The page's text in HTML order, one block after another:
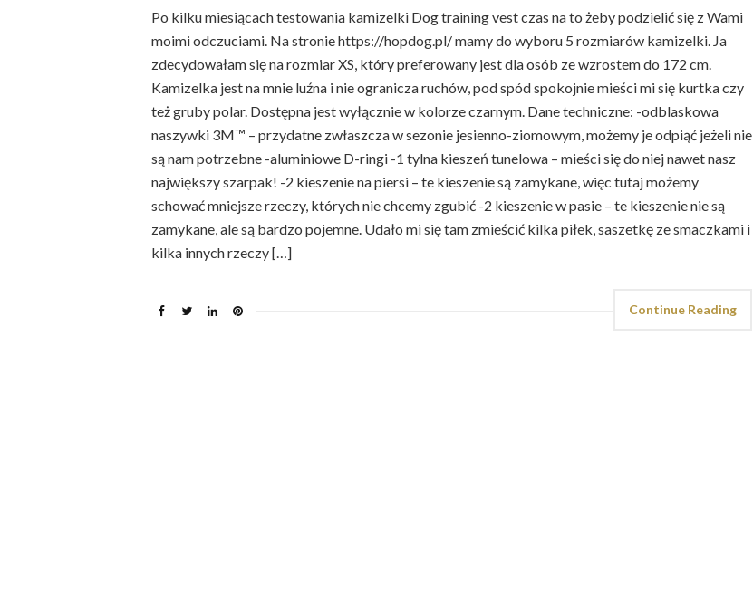
Po kilku miesiącach testowania kamizelki Dog training vest czas na to żeby podzielić się z Wami
moimi odczuciami. Na stronie https://hopdog.pl/ mamy do wyboru 5 rozmiarów kamizelki. Ja
zdecydowałam się na rozmiar XS, który preferowany jest dla osób ze wzrostem do 172 cm.
Kamizelka jest na mnie luźna i nie ogranicza ruchów, pod spód spokojnie mieści mi się kurtka czy
też gruby polar. Dostępna jest wyłącznie w kolorze czarnym. Dane techniczne: -odblaskowa
naszywki 3M™ – przydatne zwłaszcza w sezonie jesienno-ziomowym, możemy je odpiąć jeżeli nie
są nam potrzebne -aluminiowe D-ringi -1 tylna kieszeń tunelowa – mieści się do niej nawet nasz
największy szarpak! -2 kieszenie na piersi – te kieszenie są zamykane, więc tutaj możemy
schować mniejsze rzeczy, których nie chcemy zgubić -2 kieszenie w pasie – te kieszenie nie są
zamykane, ale są bardzo pojemne. Udało mi się tam zmieścić kilka piłek, saszetkę ze smaczkami i
kilka innych rzeczy […]
Continue Reading